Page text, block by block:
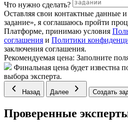
Что нужно сделать?
Оставляя свои контактные данные
задание», я соглашаюсь пройти
Платформе, принимаю условия
соглашения и Политики
заключения соглашения.
Рекомендуемая цена: Заполните
Финальная цена будет известна
выбора эксперта.
Назад Далее Создать
Проверенные